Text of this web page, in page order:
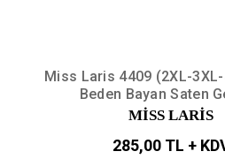
Miss Laris 4409 (2XL-
Beden Bayan Saten
MİSS LARİS
285,00 TL +